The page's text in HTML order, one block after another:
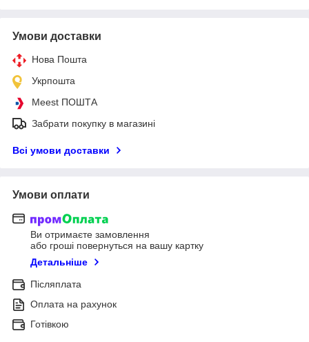
Умови доставки
Нова Пошта
Укрпошта
Meest ПОШТА
Забрати покупку в магазині
Всі умови доставки
Умови оплати
Ви отримаєте замовлення
або гроші повернуться на вашу картку
Детальніше
Післяплата
Оплата на рахунок
Готівкою